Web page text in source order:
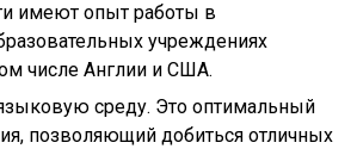
имеют опыт работы в
учреждениях
числе Англии и США.
среду. Это оптимальный
позволяющий добиться отличных